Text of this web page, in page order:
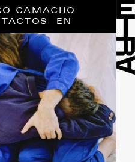
CAMACHO
EN